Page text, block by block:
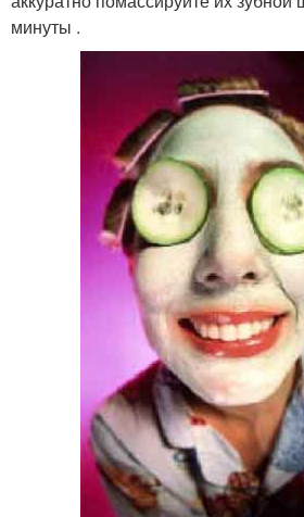
минуты .